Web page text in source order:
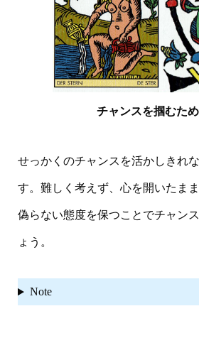
チャンスを掴むた
せっかくのチャンスを活かしきれ
す。難しく考えず、心を開いたま
偽らない態度を保つことでチャン
ょう。
Note